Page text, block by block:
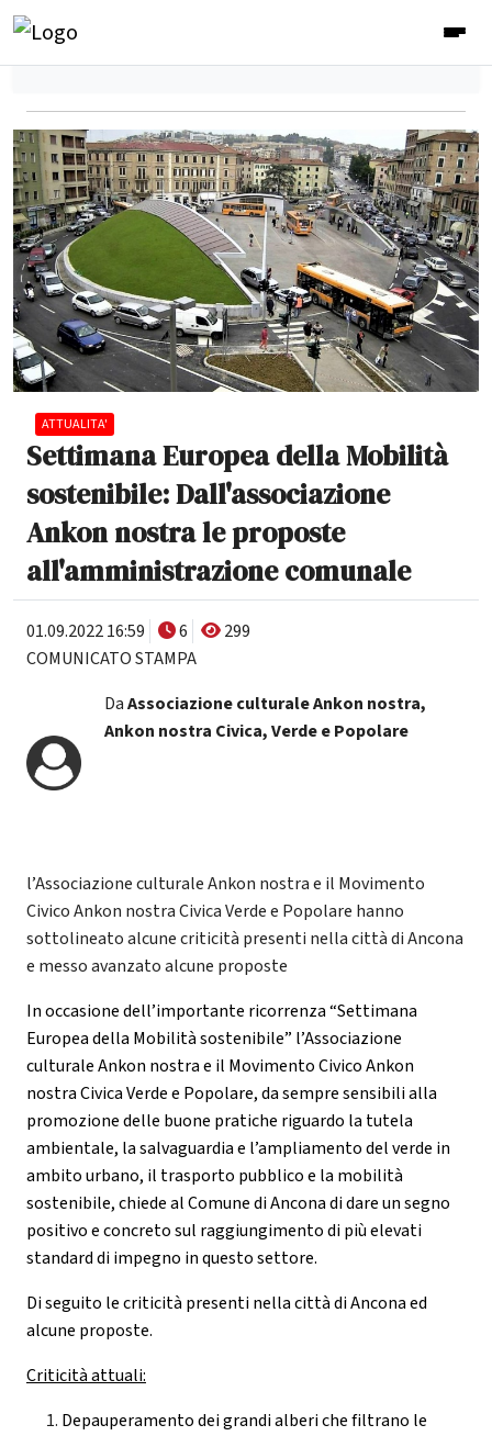
ATTUALITA'
Settimana Europea della Mobilità
sostenibile: Dall'associazione
Ankon nostra le proposte
all'amministrazione comunale
01.09.2022 16:59 6
299
COMUNICATO STAMPA
DaAssociazione culturale Ankon nostra,
Ankon nostra Civica, Verde e Popolare
l’Associazione culturale Ankon nostra e il Movimento
Civico Ankon nostra Civica Verde e Popolare hanno
sottolineato alcune criticità presenti nella città di Ancona
e messo avanzato alcune proposte
In occasione dell’importante ricorrenza “Settimana
Europea della Mobilità sostenibile” l’Associazione
culturale Ankon nostra e il Movimento Civico Ankon
nostra Civica Verde e Popolare, da sempre sensibili alla
promozione delle buone pratiche riguardo la tutela
ambientale, la salvaguardia e l’ampliamento del verde in
ambito urbano, il trasporto pubblico e la mobilità
sostenibile, chiede al Comune di Ancona di dare un segno
positivo e concreto sul raggiungimento di più elevati
standard di impegno in questo settore.
Di seguito le criticità presenti nella città di Ancona ed
alcune proposte.
Criticità attuali:
Depauperamento dei grandi alberi che filtrano le